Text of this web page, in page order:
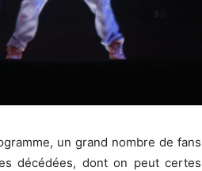
un grand nombre de fans
décédées, dont on peut certes